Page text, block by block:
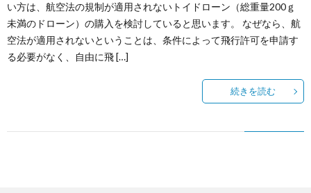
い方は、航空法の規制が適用されないトイドローン（総重量200ｇ
未満のドローン）の購入を検討していると思います。 なぜなら、航
空法が適用されないということは、条件によって飛行許可を申請す
る必要がなく、自由に飛 […]
続きを読む